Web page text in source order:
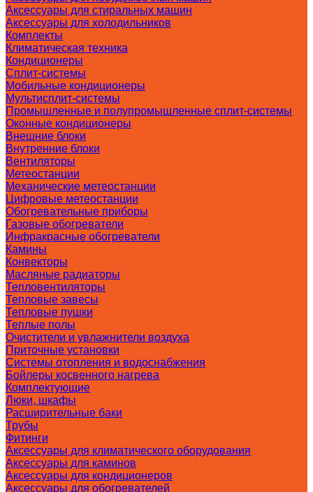
Аксессуары для стиральных машин
Аксессуары для холодильников
Комплекты
Климатическая техника
Кондиционеры
Сплит-системы
Мобильные кондиционеры
Мультисплит-системы
Промышленные и полупромышленные сплит-системы
Оконные кондиционеры
Внешние блоки
Внутренние блоки
Вентиляторы
Метеостанции
Механические метеостанции
Цифровые метеостанции
Обогревательные приборы
Газовые обогреватели
Инфракрасные обогреватели
Камины
Конвекторы
Масляные радиаторы
Тепловентиляторы
Тепловые завесы
Тепловые пушки
Теплые полы
Очистители и увлажнители воздуха
Приточные установки
Системы отопления и водоснабжения
Бойлеры косвенного нагрева
Комплектующие
Люки, шкафы
Расширительные баки
Трубы
Фитинги
Аксессуары для климатического оборудования
Аксессуары для каминов
Аксессуары для кондиционеров
Аксессуары для обогревателей